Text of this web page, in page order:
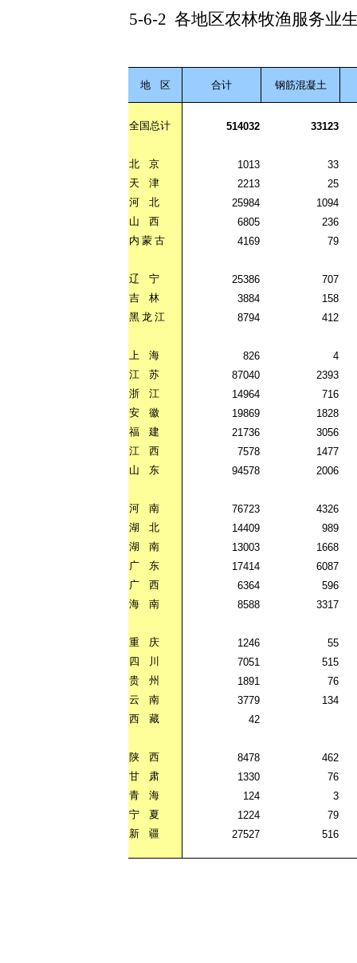
5-6-2 各地区农林牧渔服务业
地 区 合计 钢筋混凝土
全国总计 514032 33123
北 京 1013
33
天
津 2213
25
河
北 25984
1094
山
西 6805
236
内 蒙 古 4169 79
辽 宁 25386
707
吉
林 3884
158
黑 龙 江 8794 412
上 海 826
4
江
苏 87040
2393
浙
江 14964
716
安
徽 19869
1828
福
建 21736
3056
江
西 7578
1477
山
东 94578 2006
河 南 76723
4326
湖
北 14409
989
湖
南 13003
1668
广
东 17414
6087
广
西 6364
596
海
南 8588 3317
重 庆 1246
55
四
川 7051
515
贵
州 1891
76
云
南 3779
134
西
藏 42
陕 西 8478
462
甘
肃 1330
76
青
海 124
3
宁
夏 1224
79
新
疆 27527 516